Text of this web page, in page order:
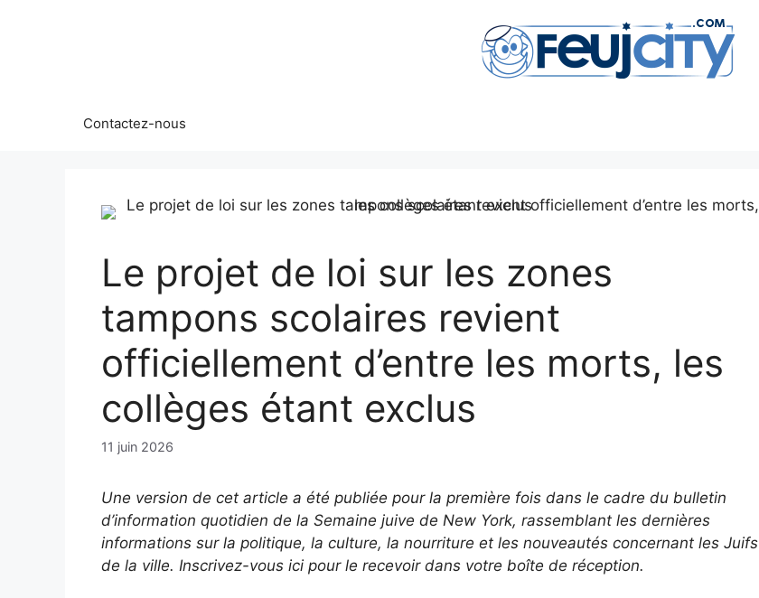
Contactez-nous
Le projet de loi sur les zones
tampons scolaires revient
officiellement d’entre les morts, les
collèges étant exclus
11 juin 2026
Une version de cet article a été publiée pour la première fois dans le cadre du bulletin
d’information quotidien de la Semaine juive de New York, rassemblant les dernières
informations sur la politique, la culture, la nourriture et les nouveautés concernant les Juifs
de la ville. Inscrivez-vous ici pour le recevoir dans votre boîte de réception.